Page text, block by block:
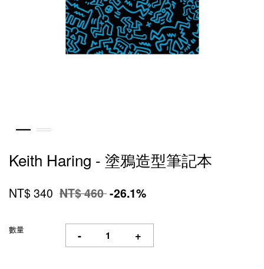
Keith Haring - 塗鴉造型筆記本
NT$ 340 NT$ 460-26.1%
數量 - +